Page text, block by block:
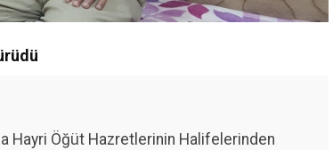
Hayri Öğüt Hazretlerinin Halifelerinden